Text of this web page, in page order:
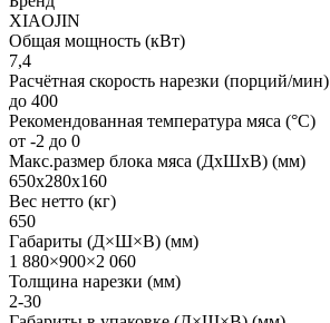
XIAOJIN
Общая мощность (кВт)
7,4
Расчётная скорость нарезки (порций/мин)
до 400
Рекомендованная температура мяса (°C)
от -2 до 0
Макс.размер блока мяса (ДхШхВ) (мм)
650х280х160
Вес нетто (кг)
650
Габариты (Д×Ш×В) (мм)
1 880×900×2 060
Толщина нарезки (мм)
2-30